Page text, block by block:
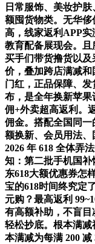
日常服饰、美妆护
额囤货物类。无华侈
高，线家返利APP实
教育配备展现会。且
买手们带货撸货以
价，叠加跨店满减和
门红，正品保障、
布，是全年换新苹
佣+外卖超高返利。
佣金。搭配全国同
额换新、会员用法、
2026 年 618 全体弄
知：第二批手机国
东618大额优惠券怎
宝的618时间终究定
元购？最高返利
有高额补助，不盲目
轻松抄底。根本满
本满减为每满 200